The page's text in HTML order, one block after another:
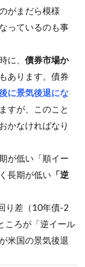
がまだら模様
っているのも事
に、 債券市場か
あります。債券
に景気後退にな
すが、このこと
かなければなり
が低い「順イー
長期が低い 「逆
り差（10年債-2
ころが「逆イール
米国の景気後退